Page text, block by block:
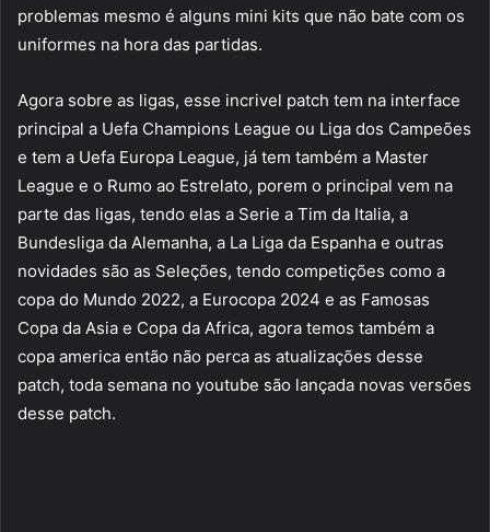
problemas mesmo é alguns mini kits que não bate com os
uniformes na hora das partidas.
Agora sobre as ligas, esse incrivel patch tem na interface
principal a Uefa Champions League ou Liga dos Campeões
e tem a Uefa Europa League, já tem também a Master
League e o Rumo ao Estrelato, porem o principal vem na
parte das ligas, tendo elas a Serie a Tim da Italia, a
Bundesliga da Alemanha, a La Liga da Espanha e outras
novidades são as Seleções, tendo competições como a
copa do Mundo 2022, a Eurocopa 2024 e as Famosas
Copa da Asia e Copa da Africa, agora temos também a
copa america então não perca as atualizações desse
patch, toda semana no youtube são lançada novas versões
desse patch.